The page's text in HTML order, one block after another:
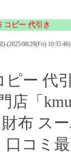
コピー 代引き
)-(2025/08/29(Fri) 10:55:46)
ピー 代
店「
布 ス
口コミ